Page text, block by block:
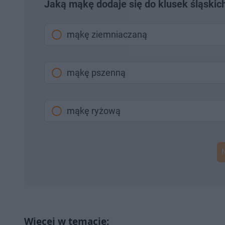
Jaką mąkę dodaje się do klusek
mąkę ziemniaczaną
mąkę pszenną
mąkę ryżową